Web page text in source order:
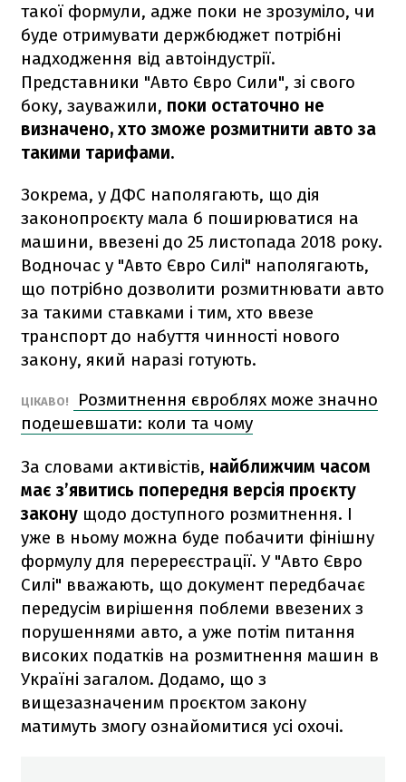
такої формули, адже поки не зрозуміло, чи
буде отримувати держбюджет потрібні
надходження від автоіндустрії.
Представники "Авто Євро Сили", зі свого
боку, зауважили, поки остаточно не
визначено, хто зможе розмитнити авто за
такими тарифами.
Зокрема, у ДФС наполягають, що дія
законопроєкту мала б поширюватися на
машини, ввезені до 25 листопада 2018 року.
Водночас у "Авто Євро Силі" наполягають,
що потрібно дозволити розмитнювати авто
за такими ставками і тим, хто ввезе
транспорт до набуття чинності нового
закону, який наразі готують.
ЦІКАВО!
Розмитнення євроблях може значно
подешевшати: коли та чому
За словами активістів, найближчим часом
має з’явитись попередня версія проєкту
закону щодо доступного розмитнення. І
уже в ньому можна буде побачити фінішну
формулу для перереєстрації. У "Авто Євро
Силі" вважають, що документ передбачає
передусім вирішення поблеми ввезених з
порушеннями авто, а уже потім питання
високих податків на розмитнення машин в
Україні загалом. Додамо, що з
вищезазначеним проєктом закону
матимуть змогу ознайомитися усі охочі.